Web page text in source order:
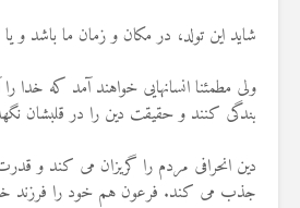
شاید این تولد، در مکان و زمان ما باشد و
ولی مطمئنا انسانهایی خواهند آمد که خدا
بندگی کنند و حقیقت دین را در قلبشان
دین انحرافی مردم را گریزان می کند و
جذب می کند. فرعون هم خود را فرزند